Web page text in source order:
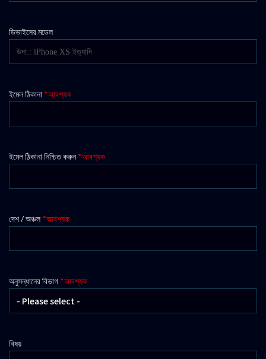
ডিভাইসের মডেল
ইমেল ঠিকানা *আবশ্যক
ইমেল ঠিকানা নিশ্চিত করুন*আবশ্যক
দেশ / অঞ্চল *আবশ্যক
অনুসন্ধানের বিভাগ *আবশ্যক
বিষয়